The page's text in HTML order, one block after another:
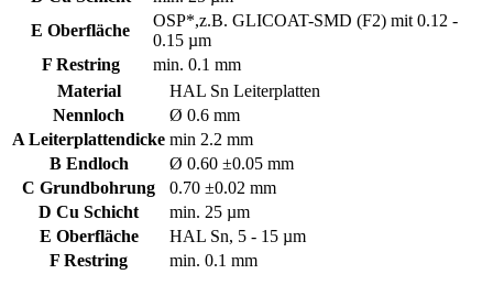
E Oberfläche
OSP*,z.B. GLICOAT-SMD (F2) mit 0.12 -
0.15 µm
F Restring
min. 0.1 mm
Material
HAL Sn Leiterplatten
Nennloch
Ø 0.6 mm
A Leiterplattendicke min 2.2 mm
B Endloch
Ø 0.60 ±0.05 mm
C Grundbohrung
0.70 ±0.02 mm
D Cu Schicht
min. 25 µm
E Oberfläche
HAL Sn, 5 - 15 µm
F Restring
min. 0.1 mm